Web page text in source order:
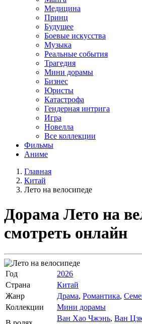
Медицина
Принц
Будущее
Боевые искусства
Музыка
Реальные события
Трагедия
Мини дорамы
Бизнес
Юристы
Катастрофа
Гендерная интрига
Игра
Новелла
Все коллекции
Фильмы
Аниме
Главная
Китай
Лето на велосипеде
Дорама Лето на
смотреть онлайн
Год
2026
Страна
Китай
Жанр
Драма, Романтика,
Коллекции
Мини дорамы
Ван Хао Чжэнь, Ван